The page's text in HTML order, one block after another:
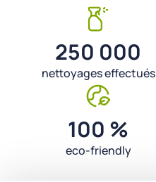
250 000
nettoyages effectués
100 %
eco-friendly